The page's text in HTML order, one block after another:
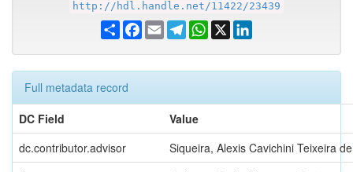
http://hdl.handle.net/11422/23439
ShareFacebook
EmailTelegramWhatsApp
X
Full metadata record
DC Field
Value
dc.contributor.advisor
Siqueira, Alexis Cavichini Teixeira de